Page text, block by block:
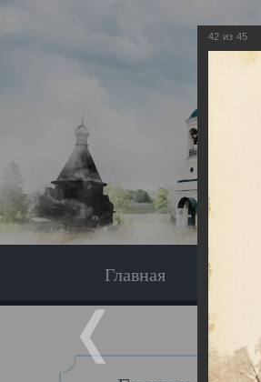
Главная
42 из 45